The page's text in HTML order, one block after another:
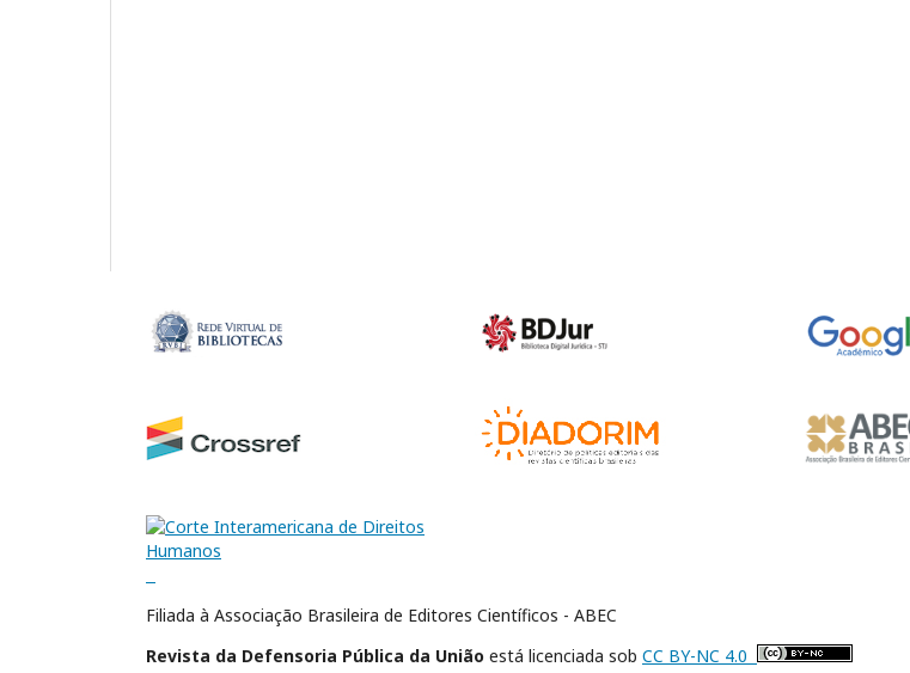
Filiada à Associação Brasileira de Editores Científicos - ABEC
Revista da Defensoria Pública da União está licenciada sob CC BY-NC 4.0